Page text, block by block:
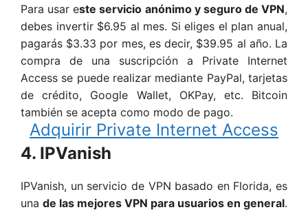
Para usar este servicio anónimo y seguro de VPN,
debes invertir $6.95 al mes. Si eliges el plan anual,
pagarás $3.33 por mes, es decir, $39.95 al año. La
compra de una suscripción a Private Internet
Access se puede realizar mediante PayPal, tarjetas
de crédito, Google Wallet, OKPay, etc. Bitcoin
también se acepta como modo de pago.
Adquirir Private Internet Access
4. IPVanish
IPVanish, un servicio de VPN basado en Florida, es
una de las mejores VPN para usuarios en general.